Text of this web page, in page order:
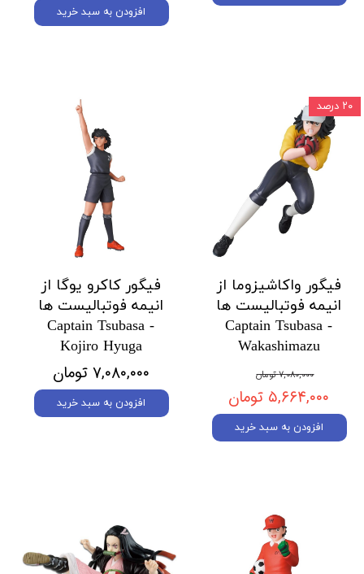
افزودن به سبد خرید
فیگور واکاشیزوما از
انیمه فوتبالیست ها
Captain Tsubasa -
Wakashimazu
۷,۰۸۰,۰۰۰ تومان
۵,۶۶۴,۰۰۰ تومان
افزودن به سبد خرید
۲۰ درصد
فیگور کاکرو یوگا از
انیمه فوتبالیست ها
Captain Tsubasa -
Kojiro Hyuga
۷,۰۸۰,۰۰۰ تومان
افزودن به سبد خرید